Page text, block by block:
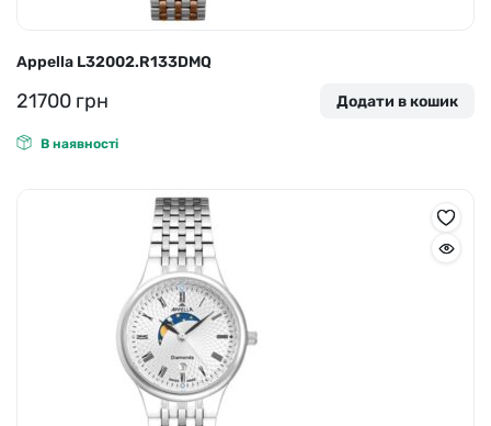
Appella L32002.R133DMQ
21700 грн Додати в кошик
В наявності